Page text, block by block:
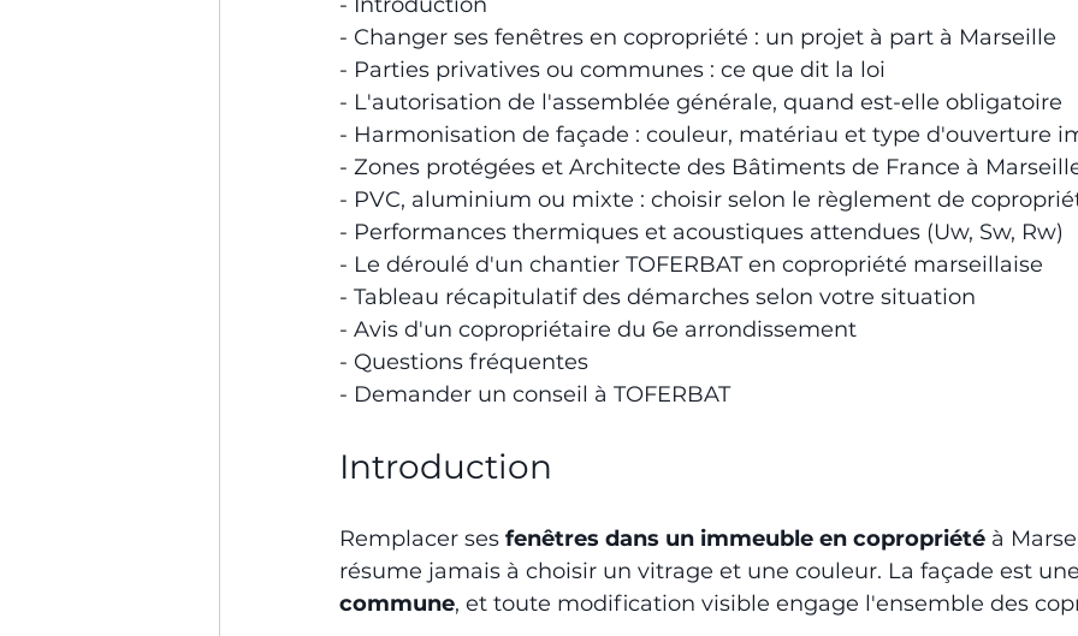
- Changer ses fenêtres en copropriété : un projet à part à Marseille
- Parties privatives ou communes : ce que dit la loi
- L'autorisation de l'assemblée générale, quand est-elle obligatoire
- Harmonisation de façade : couleur, matériau et type d'ouverture
- Zones protégées et Architecte des Bâtiments de France à
- PVC, aluminium ou mixte : choisir selon le règlement de
- Performances thermiques et acoustiques attendues (Uw, Sw, Rw)
- Le déroulé d'un chantier TOFERBAT en copropriété marseillaise
- Tableau récapitulatif des démarches selon votre situation
- Avis d'un copropriétaire du 6e arrondissement
- Questions fréquentes
- Demander un conseil à TOFERBAT
Introduction
Remplacer ses fenêtres dans un immeuble en copropriété à
résume jamais à choisir un vitrage et une couleur. La façade est une
commune, et toute modification visible engage l'ensemble des